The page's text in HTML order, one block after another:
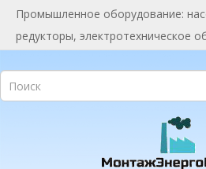
Промышленное оборудование:
редукторы, электротехническое